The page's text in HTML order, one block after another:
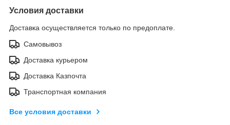
Условия доставки
Доставка осуществляется только по предоплате.
Самовывоз
Доставка курьером
Доставка Казпочта
Транспортная компания
Все условия доставки